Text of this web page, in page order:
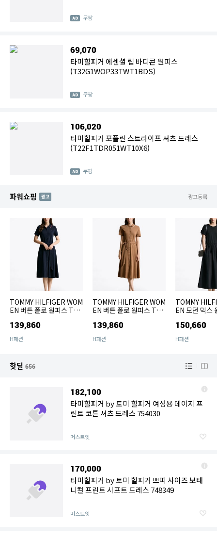
쿠팡
69,070
타미힐피거 에센셜 립 바디콘 원피스
(T32G1WOP33TWT1BDS)
쿠팡
106,020
타미힐피거 포플린 스트라이프 셔츠 드레스
(T22F1TDR051WT10X6)
쿠팡
파워쇼핑 AD 광고등록
TOMMY HILFIGER WOM
EN 버튼 폴로 원피스 T22
139,860
H패션
TOMMY HILFIGER WOM
EN 버튼 폴로 원피스 T22
139,860
H패션
TOMMY
EN 모던 믹스
150,660
H패션
핫딜 656
182,100
타미힐피거 by 토미 힐피거 여성용 데이지 프
린트 코튼 셔츠 드레스 754030
머스트잇
170,000
타미힐피거 by 토미 힐피거 쁘띠 사이즈 보태
니컬 프린트 시프트 드레스 748349
머스트잇